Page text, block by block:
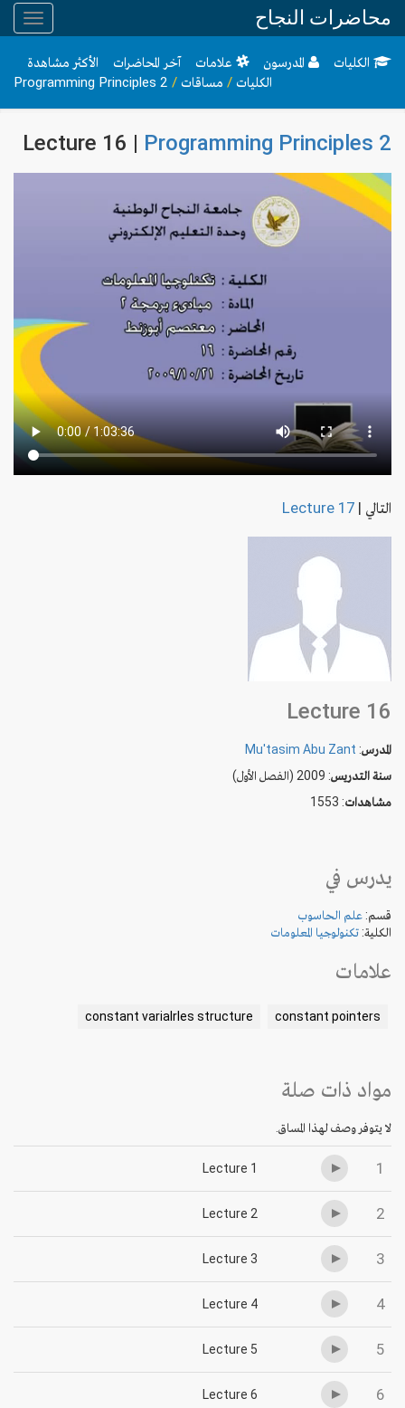
محاضرات النجاح
الكليات المدرسون علامات آخر المحاضرات
الأكثر مشاهدة
الكليات / مساقات /
Programming Principles 2
Lecture 16 | Programming Principles 2
التالي |
Lecture 17
Lecture 16
المدرس:
Mu'tasim Abu Zant
سنة التدريس: 2009 (الفصل الأول)
مشاهدات: 1553
يدرس في
قسم: علم الحاسوب
الكلية: تكنولوجيا المعلومات
علامات
constant pointers
constant varialrles structure
مواد ذات صلة
لا يتوفر وصف لهذا المساق.
1
Lecture 1
2
Lecture 2
3
Lecture 3
4
Lecture 4
5
Lecture 5
6
Lecture 6